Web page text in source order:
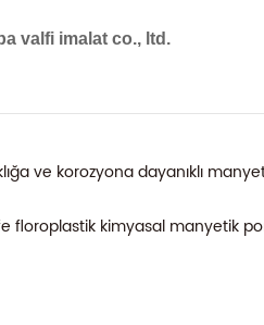
valfi imalat co., ltd.
ve korozyona dayanıklı
floroplastik kimyasal manyetik